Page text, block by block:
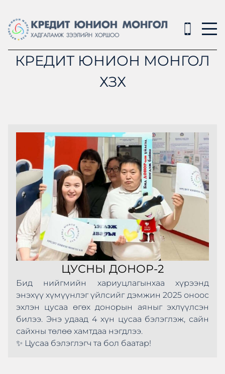
КРЕДИТ ЮНИОН МОНГОЛ
ХЗХ
ЦУСНЫ ДОНОР-2
Бид нийгмийн хариуцлагынхаа хүрээнд
энэхүү хүмүүнлэг үйлсийг дэмжин 2025 оноос
эхлэн цусаа өгөх донорын аяныг эхлүүлсэн
билээ. Энэ удаад 4 хүн цусаа бэлэглэж, сайн
сайхны төлөө хамтдаа нэгдлээ.
✨ Цусаа бэлэглэгч та бол баатар!